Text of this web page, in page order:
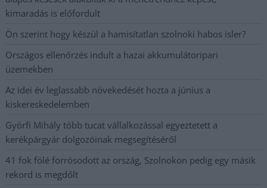
kimaradás is előfordult
Ön szerint hogy készül a hamisítatlan szolnoki habos isler?
Országos ellenőrzés indult a hazai akkumulátoripari
üzemekben
Az idei év leglassabb növekedését hozta a június a
kiskereskedelemben
Györfi Mihály több tucat vállalkozással egyeztetett a
kerékpárgyár dolgozóinak megsegítéséről
41 fok fölé forrósodott az ország, Szolnokon pedig egy másik
rekord is megdőlt